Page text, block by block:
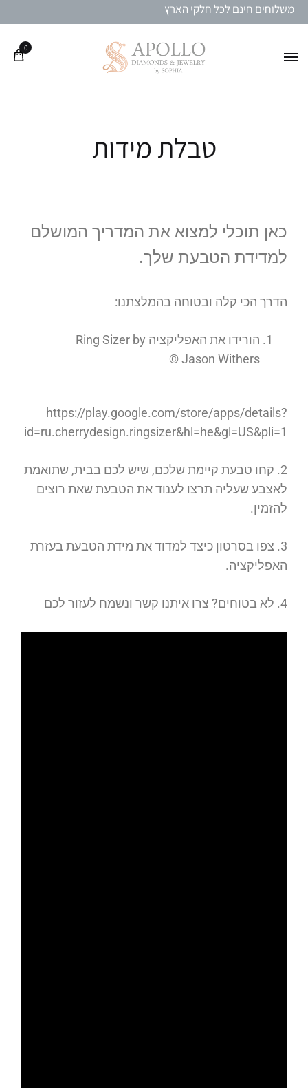
משלוחים חינם לכל חלקי הארץ
0
טבלת מידות
כאן תוכלי למצוא את המדריך המושלם
למדידת הטבעת שלך.
הדרך הכי קלה ובטוחה בהמלצתנו:
הורידו את האפליקציה Ring Sizer by
Jason Withers ©
https://play.google.com/store/apps/details?
id=ru.cherrydesign.ringsizer&hl=he&gl=US&pli=1
2. קחו טבעת קיימת שלכם, שיש לכם בבית, שתואמת
לאצבע שעליה תרצו לענוד את הטבעת שאת רוצים
להזמין.
3. צפו בסרטון כיצד למדוד את מידת הטבעת בעזרת
האפליקציה.
4. לא בטוחים? צרו איתנו קשר ונשמח לעזור לכם